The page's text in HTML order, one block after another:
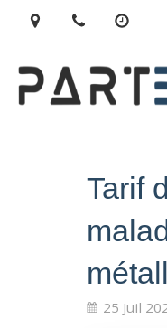
Tarif
25 Juil